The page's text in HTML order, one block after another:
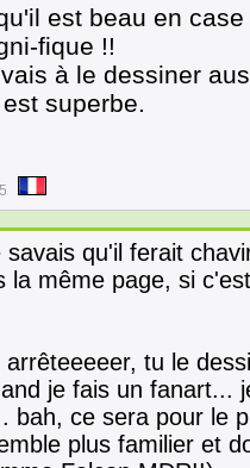
est beau en case
fique !!
à le dessiner
superbe.
qu'il ferait
la même page, si
tu le
je fais un fanart...
bah, ce sera pour le
plus familier et